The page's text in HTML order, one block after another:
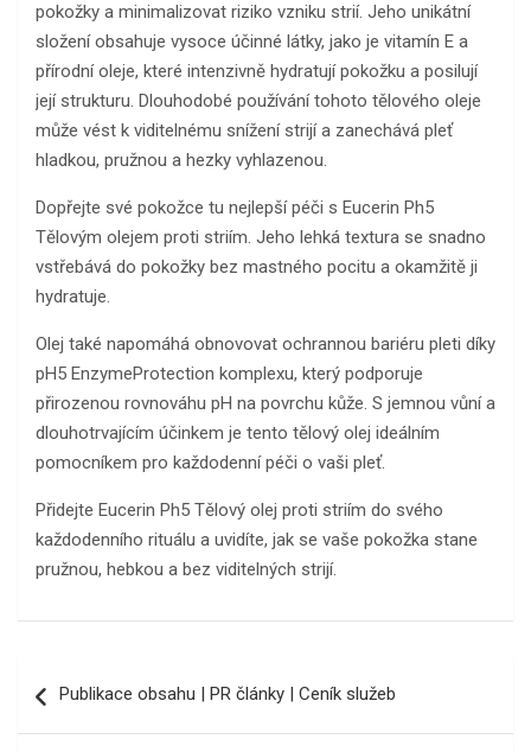
pokožky a minimalizovat riziko vzniku strií. Jeho unikátní
složení obsahuje vysoce účinné látky, jako je vitamín E a
přírodní oleje, které intenzivně hydratují pokožku a posilují
její strukturu. Dlouhodobé používání tohoto tělového oleje
může vést k viditelnému snížení strijí a zanechává pleť
hladkou, pružnou a hezky vyhlazenou.
Dopřejte své pokožce tu nejlepší péči s Eucerin Ph5
Tělovým olejem proti striím. Jeho lehká textura se snadno
vstřebává do pokožky bez mastného pocitu a okamžitě ji
hydratuje.
Olej také napomáhá obnovovat ochrannou bariéru pleti díky
pH5 EnzymeProtection komplexu, který podporuje
přirozenou rovnováhu pH na povrchu kůže. S jemnou vůní a
dlouhotrvajícím účinkem je tento tělový olej ideálním
pomocníkem pro každodenní péči o vaši pleť.
Přidejte Eucerin Ph5 Tělový olej proti striím do svého
každodenního rituálu a uvidíte, jak se vaše pokožka stane
pružnou, hebkou a bez viditelných strijí.
proPublikace obsahu | PR články | Ceník služeb